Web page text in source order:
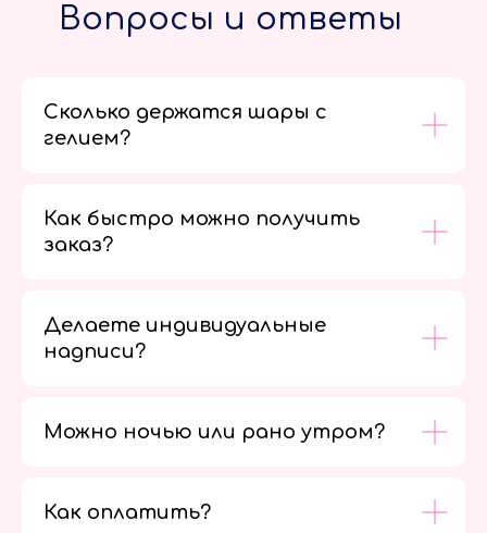
Вопросы и ответы
Сколько держатся шары с
гелием?
Как быстро можно получить
заказ?
Делаете индивидуальные
надписи?
Можно ночью или рано утром?
Как оплатить?